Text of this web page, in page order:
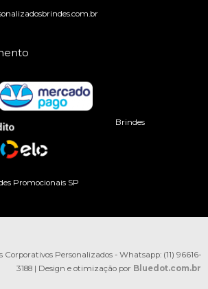
Brindes
Promocionais SP
Personalizados - Whatsapp: (11) 96616-
3188 | Design e otimização por Bluedot.com.br